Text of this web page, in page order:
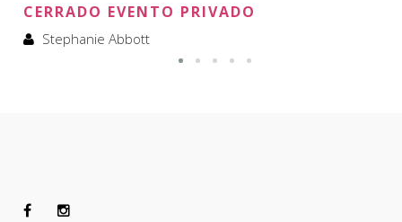
CERRADO EVENTO PRIVADO
Stephanie Abbott